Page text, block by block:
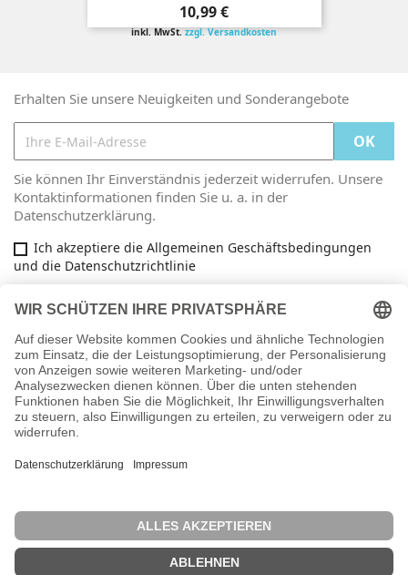
Preis
10,99 €
inkl. MwSt.zzgl. Versandkosten
Erhalten Sie unsere Neuigkeiten und Sonderangebote
Sie können Ihr Einverständnis jederzeit widerrufen. Unsere
Kontaktinformationen finden Sie u. a. in der
Datenschutzerklärung.
Ich akzeptiere die Allgemeinen Geschäftsbedingungen
und die Datenschutzrichtlinie
Facebook
ARTIKEL 
INFORMATIONEN
SHOP-EINSTELLUNGEN